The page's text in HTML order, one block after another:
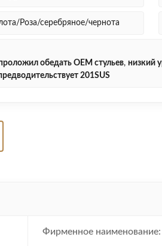
Роза/серебряное/чернота
обедать OEM стульев, низкий
201SUS
Фирменное наименование: